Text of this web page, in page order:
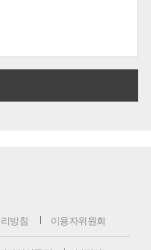
방침 이용자위원회